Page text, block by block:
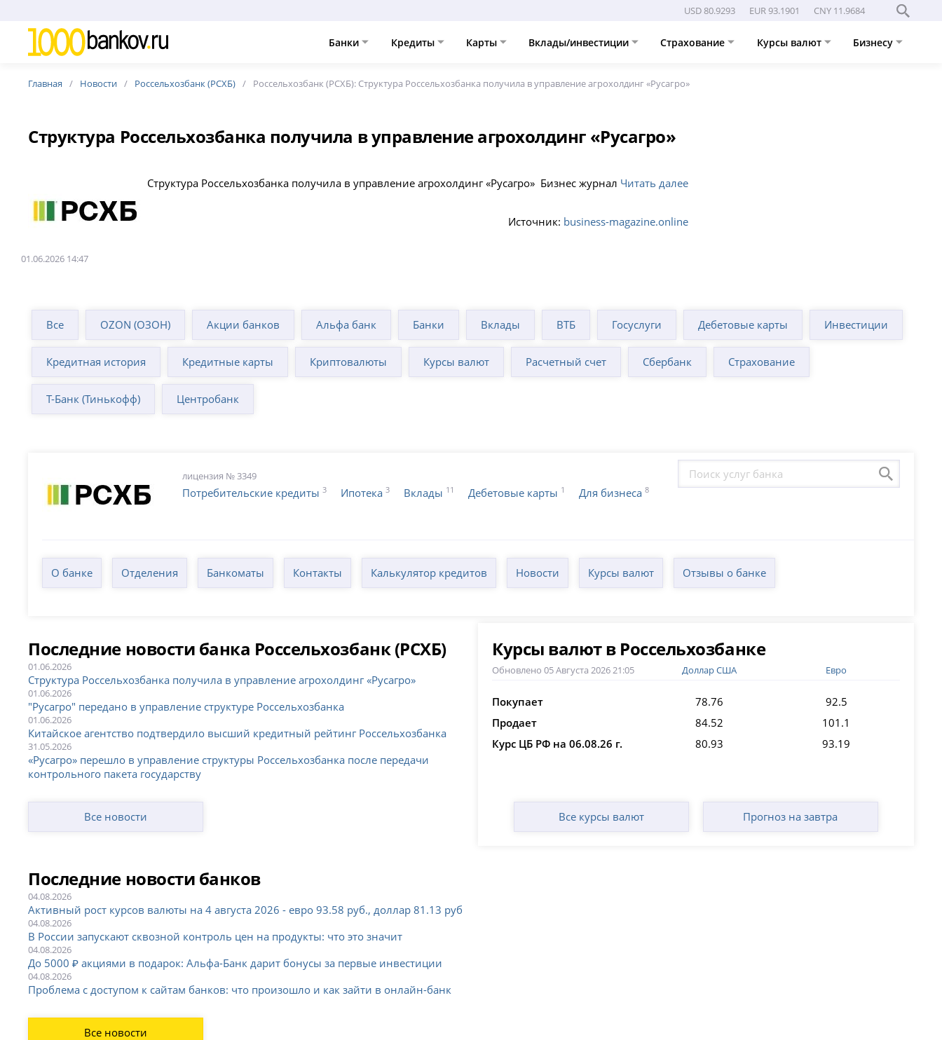
USD 80.9293 EUR 93.1901 CNY 11.9684
Банки Кредиты Карты Вклады/инвестиции Страхование Курсы валют Бизнесу
Главная Новости Россельхозбанк (РСХБ) Россельхозбанк (РСХБ): Структура Россельхозбанка получила в управление агрохолдинг «Русагро»
Структура Россельхозбанка получила в управление агрохолдинг «Русагро»
Структура Россельхозбанка получила в управление агрохолдинг «Русагро» Бизнес журнал Читать далее
Источник: business-magazine.online
01.06.2026 14:47
Все OZON (ОЗОН) Акции банков Альфа банк Банки Вклады ВТБ Госуслуги Дебетовые карты Инвестиции
Кредитная история Кредитные карты Криптовалюты Курсы валют Расчетный счет Сбербанк Страхование
Т-Банк (Тинькофф) Центробанк
лицензия № 3349
Потребительские кредиты 3 Ипотека 3 Вклады 11 Дебетовые карты 1 Для бизнеса 8
О банке Отделения Банкоматы Контакты Калькулятор кредитов Новости Курсы валют Отзывы о банке
Последние новости банка Россельхозбанк (РСХБ)
01.06.2026
Структура Россельхозбанка получила в управление агрохолдинг «Русагро»
01.06.2026
"Русагро" передано в управление структуре Россельхозбанка
01.06.2026
Китайское агентство подтвердило высший кредитный рейтинг Россельхозбанка
31.05.2026
«Русагро» перешло в управление структуры Россельхозбанка после передачи
контрольного пакета государству
Все новости
Курсы валют в Россельхозбанке
Обновлено 05 Августа 2026 21:05 Доллар США Евро
Покупает 78.76
92.5
Продает
84.52
101.1
Курс ЦБ РФ на 06.08.26 г.
80.93 93.19
Все курсы валют Прогноз на завтра
Последние новости банков
04.08.2026
Активный рост курсов валюты на 4 августа 2026 - евро 93.58 руб., доллар 81.13 руб
04.08.2026
В России запускают сквозной контроль цен на продукты: что это значит
04.08.2026
До 5000 ₽ акциями в подарок: Альфа-Банк дарит бонусы за первые инвестиции
04.08.2026
Проблема с доступом к сайтам банков: что произошло и как зайти в онлайн-банк
Все новости